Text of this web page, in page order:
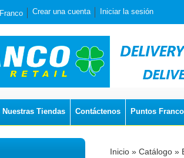
Franco Crear una cuenta Iniciar la sesión
Nuestras Tiendas Contáctenos Puntos Franco
Inicio » Catálogo »